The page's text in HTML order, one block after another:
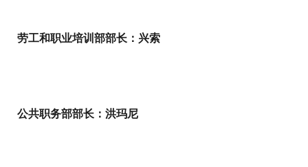
劳工和职业培训部部长：兴索
公共职务部部长：洪玛尼